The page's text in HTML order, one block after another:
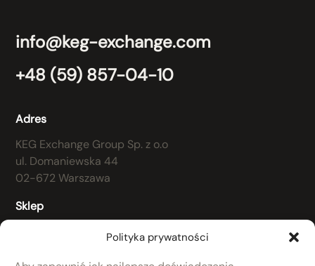
Polityka prywatności
info@keg-exchange.com
+48 (59) 857-04-10
Adres
KEG Exchange Group Sp. z o.o
ul. Domaniewska 44
02-672 Warszawa
Sklep